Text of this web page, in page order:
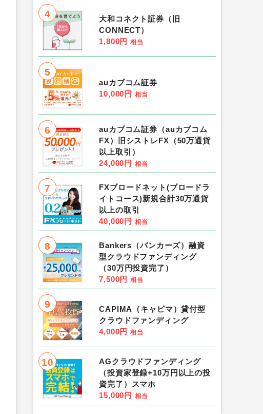
4
大和コネクト証券（旧
CONNECT）
1,800円 相当
5
auカブコム証券
10,000円 相当
6
auカブコム証券（auカブコム
FX）旧シストレFX（50万通貨
以上取引）
24,000円 相当
7
FXブロードネット(ブロードラ
イトコース)新規合計30万通貨
以上の取引
40,000円 相当
8
Bankers（バンカーズ）融資
型クラウドファンディング
（30万円投資完了）
7,500円 相当
9
CAPIMA（キャピマ）貸付型
クラウドファンディング
4,000円 相当
10
AGクラウドファンディング
（投資家登録+10万円以上の投
資完了）スマホ
15,000円 相当